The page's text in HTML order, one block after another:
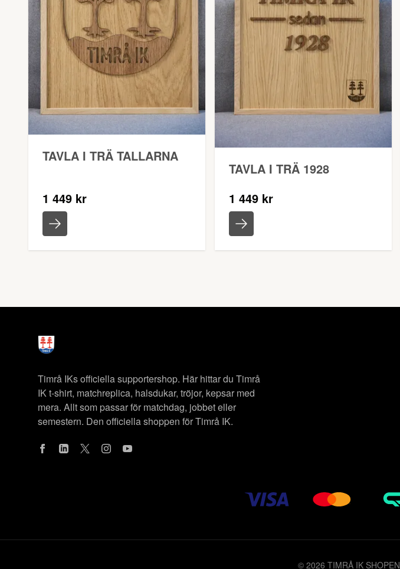
TAVLA I TRÄ TALLARNA
1 449 kr
TAVLA I TRÄ 1928
1 449 kr
Timrå IKs officiella supportershop. Här hittar du Timrå
IK t-shirt, matchreplica, halsdukar, tröjor, kepsar med
mera. Allt som passar för matchdag, jobbet eller
semestern. Den officiella shoppen för Timrå IK.
© 2026 TIMRÅ IK SHOPEN